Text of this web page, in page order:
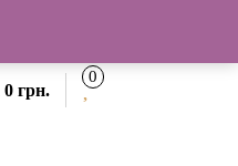
0 грн.
0